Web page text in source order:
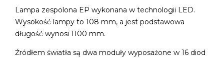
Lampa zespolona EP wykonana w technologii LED.
Wysokość lampy to 108 mm, a jest podstawowa
długość wynosi 1100 mm.
Źródłem światła są dwa moduły wyposażone w 16 diod